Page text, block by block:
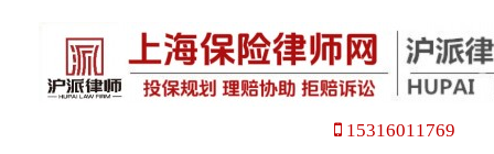
15316011769